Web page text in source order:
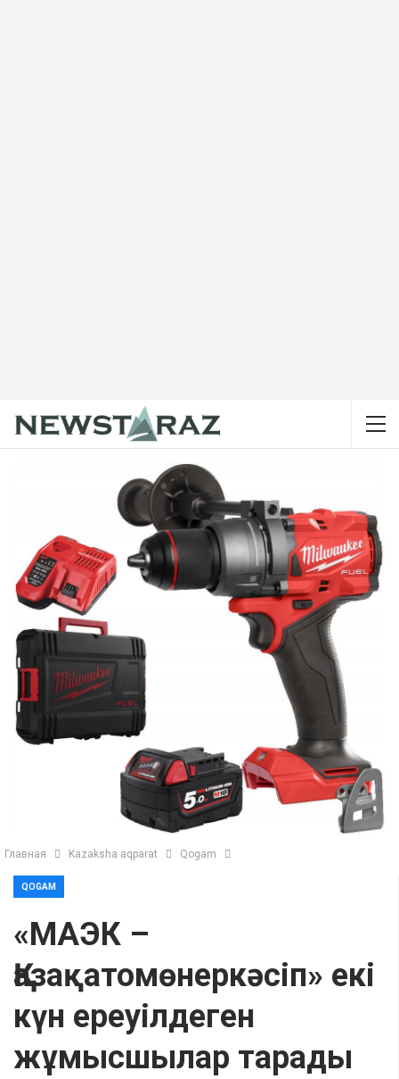
Главная Kazaksha aqparat Qogam
QOGAM
«МАЭК –
Қазақатомөнеркәсіп» екі
күн ереуілдеген
жұмысшылар тарады